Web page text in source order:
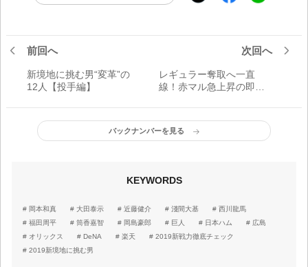
前回へ
新境地に挑む男“変革”の
12人【投手編】
次回へ
レギュラー奪取へ一直
線！赤マル急上昇の即戦
バックナンバーを見る
KEYWORDS
岡本和真 大田泰示 近藤健介 淺間大基
西川龍馬
福田周平
筒香嘉智 岡島豪郎 巨人 日本ハム
広島
オリックス
DeNA 楽天
2019新戦力徹底チェック
2019新境地に挑む男